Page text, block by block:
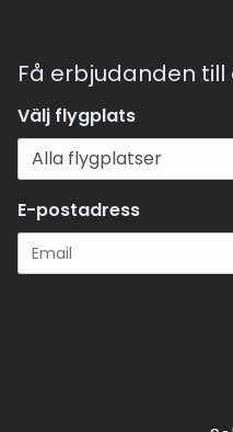
Få erbjudanden till
Välj flygplats
E-postadress